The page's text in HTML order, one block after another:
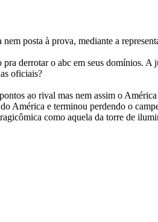
posta à prova, mediante a
derrotar o abc em seus domínios.
oficiais?
ao rival mas nem assim o
América e terminou perdendo o
como aquela da torre de